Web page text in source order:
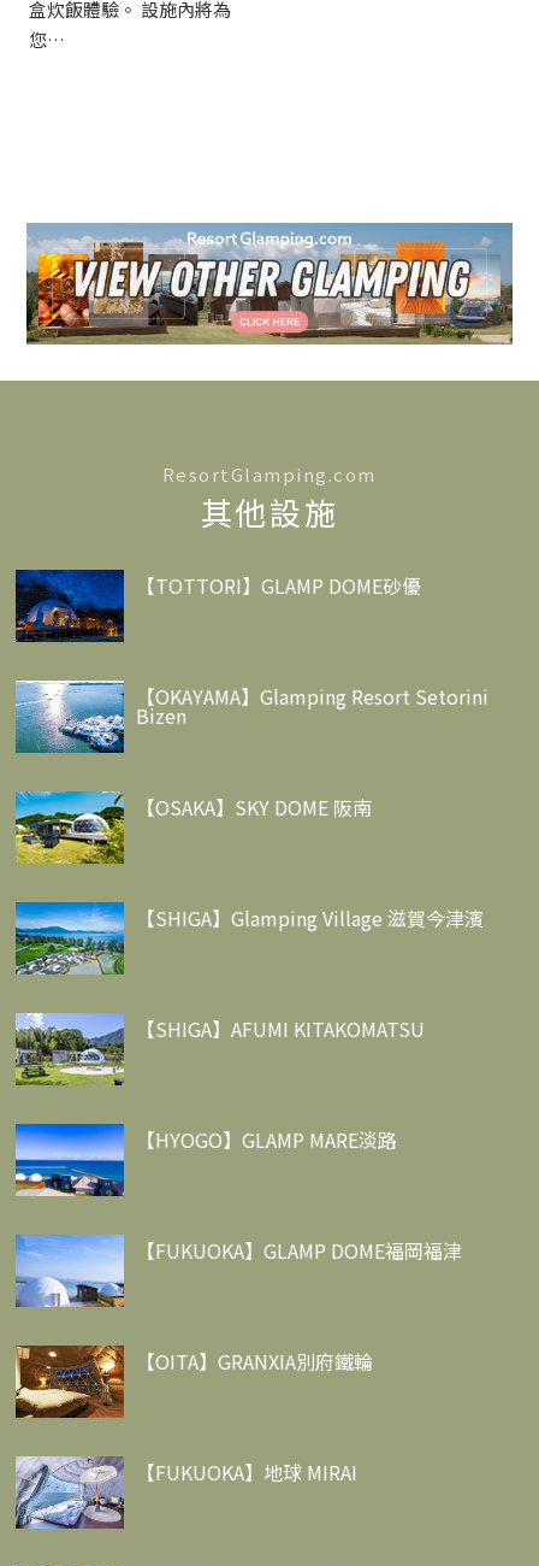
盒炊飯體驗。 設施內將為
您…
ResortGlamping.com
其他設施
【TOTTORI】GLAMP DOME砂優
【OKAYAMA】Glamping Resort Setorini
Bizen
【OSAKA】SKY DOME 阪南
【SHIGA】Glamping Village 滋賀今津濱
【SHIGA】AFUMI KITAKOMATSU
【HYOGO】GLAMP MARE淡路
【FUKUOKA】GLAMP DOME福岡福津
【OITA】GRANXIA別府鐵輪
【FUKUOKA】地球 MIRAI